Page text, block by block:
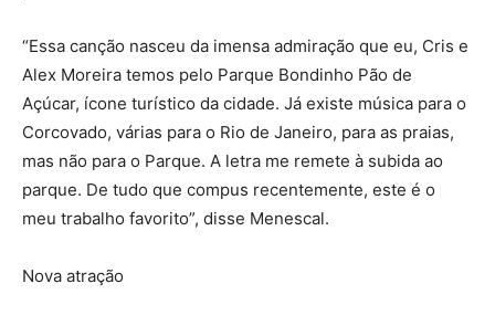
“Essa canção nasceu da imensa admiração que eu, Cris e
Alex Moreira temos pelo Parque Bondinho Pão de
Açúcar, ícone turístico da cidade. Já existe música para o
Corcovado, várias para o Rio de Janeiro, para as praias,
mas não para o Parque. A letra me remete à subida ao
parque. De tudo que compus recentemente, este é o
meu trabalho favorito”, disse Menescal.
Nova atração